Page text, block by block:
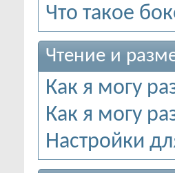
Что такое
Чтение и
Как я могу
Как я могу
Настройки